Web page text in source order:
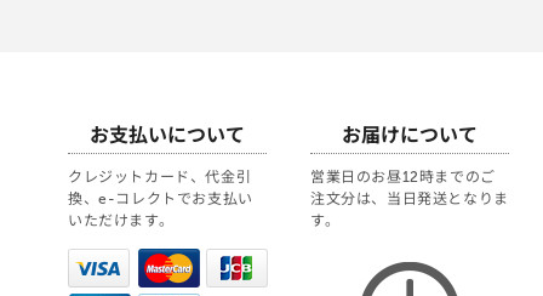
お支払いについて
クレジットカード、代金引
換、e-コレクトでお支払い
いただけます。
お届けについて
営業日のお昼12時までのご
注文分は、当日発送となりま
す。